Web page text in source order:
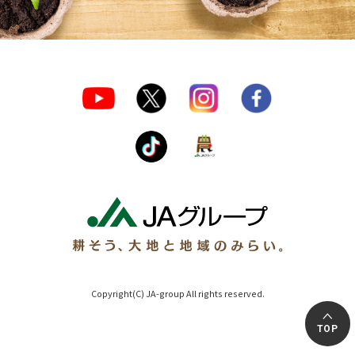
Copyright(C) JA-group All rights reserved.
TOP